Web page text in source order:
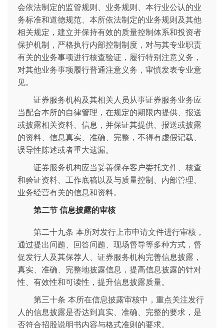
会依法制定的监管规则、业务规则、本行业公认的业
务标准和道德规范、本所依法制定的业务规则及其他
相关规定，建立并保持有效的质量控制体系和投资者
保护机制，严格执行内部控制制度，对与其专业职责
有关的业务事项进行核查验证，履行特别注意义务，
对其他业务事项履行普通注意义务，审慎发表专业意
见。
证券服务机构及其相关人员从事证券服务业务应
当配合本所的自律管理，在规定的期限内提供、报送
或披露相关资料、信息，并保证其提供、报送或披露
的资料、信息真实、准确、完整，不得有虚假记载、
误导性陈述或者重大遗漏。
证券服务机构应当妥善保存客户委托文件、核查
和验证资料、工作底稿以及与质量控制、内部管理、
业务经营有关的信息和资料。
第二节 信息披露的审核
第二十九条 本所对发行上市申请文件进行审核，
通过提出问题、回答问题、现场督导等多种方式，督
促发行人及其保荐人、证券服务机构完善信息披露，
真实、准确、完整地披露信息，提高信息披露的针对
性、有效性和可读性，提升信息披露质量。
第三十条 本所在信息披露审核中，重点关注发行
人的信息披露是否达到真实、准确、完整的要求，是
否符合招股说明书内容与格式准则的要求。